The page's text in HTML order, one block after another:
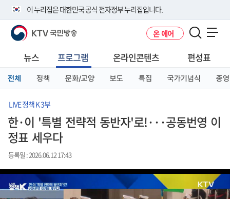
이 누리집은 대한민국 공식 전자정부 누리집입니다.
공식 누리집 주소 확인하기
니다.
이밖에 or.kr 또는 .kr등 다른 도메인 주소를 사용하고 있다면 아래 URL에
서 도메인 주소를 확인해 보세요
KTV 국민방송 온 에어
뉴스 프로그램 온라인콘텐츠 편성표
전체 정책 문화/교양 보도 특집 국가기념식 종영
LIVE 정책 K 3부
한·이 '특별 전략적 동반자'로!···공동번영 이
정표 세우다
등록일 : 2026.06.12 17:43